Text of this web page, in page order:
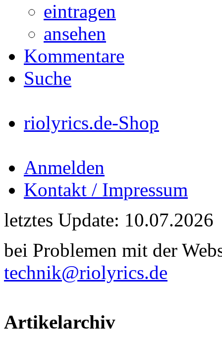
eintragen
ansehen
Kommentare
Suche
riolyrics.de-Shop
Anmelden
Kontakt / Impressum
letztes Update: 10.07.2026
bei Problemen mit der
technik@riolyrics.de
Artikelarchiv